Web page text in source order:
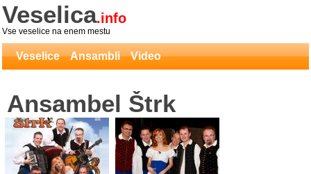
Veselica.info
Vse veselice na enem mestu
Veselice Ansambli Video
Ansambel Štrk